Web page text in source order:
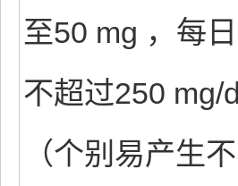
至50 mg ，每
不超过250
（个别易产生